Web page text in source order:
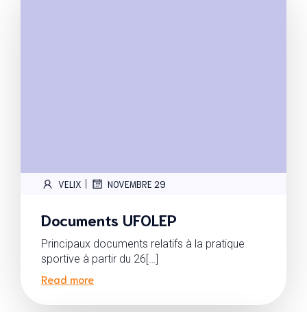
VELIX | NOVEMBRE 29
Documents UFOLEP
Principaux documents relatifs à la pratique
sportive à partir du 26[…]
Read more